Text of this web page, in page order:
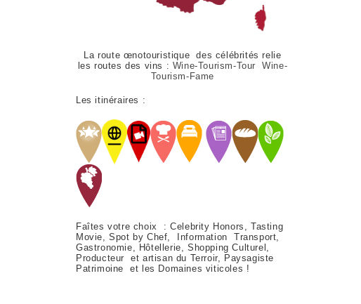
La route œnotouristique des célébrités relie
les routes des vins : Wine-Tourism-Tour Wine-
Tourism-Fame
Les itinéraires :
Faîtes votre choix : Celebrity Honors, Tasting
Movie, Spot by Chef, Information Transport,
Gastronomie, Hôtellerie, Shopping Culturel,
Producteur et artisan du Terroir, Paysagiste
Patrimoine et les Domaines viticoles !